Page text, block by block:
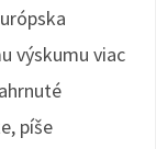
výskumu viac
píše